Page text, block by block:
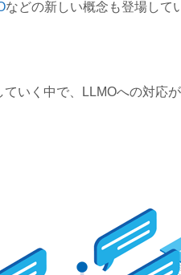
などの新しい概念も登場して
いく中で、LLMOへの対応